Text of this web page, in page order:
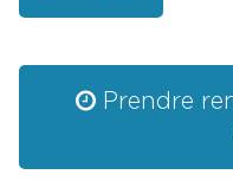
Prendre